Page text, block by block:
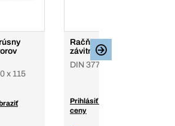
x 115
Račňové vratidlá na
závitníky
DIN 377
Prihlásiť sa a zobraziť
ceny